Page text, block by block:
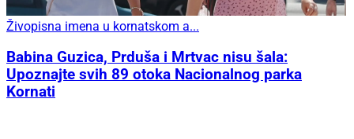
Živopisna imena u kornatskom a...
Babina Guzica, Prduša i Mrtvac nisu šala:
Upoznajte svih 89 otoka Nacionalnog parka
Kornati